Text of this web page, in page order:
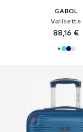
GABOL
Valisette
88,16 €